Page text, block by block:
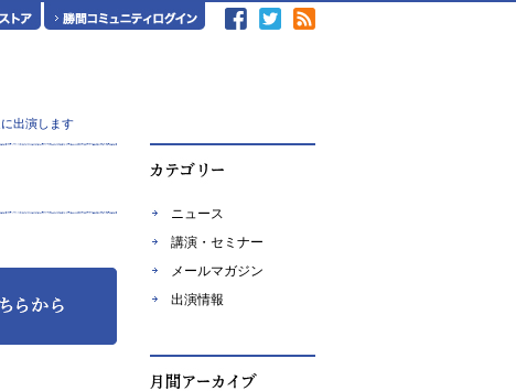
ニュース
講演・セミナー
メールマガジン
出演情報
出演します